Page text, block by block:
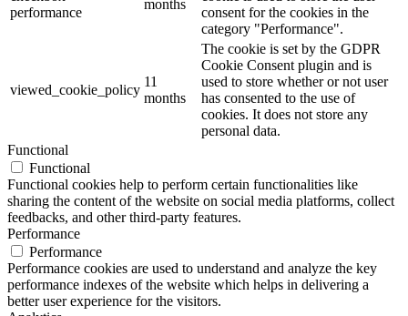
performance
months
consent for the cookies in the
category "Performance".
viewed_cookie_policy
11
months
The cookie is set by the GDPR
Cookie Consent plugin and is
used to store whether or not user
has consented to the use of
cookies. It does not store any
personal data.
Functional
Functional
Functional cookies help to perform certain functionalities like
sharing the content of the website on social media platforms, collect
feedbacks, and other third-party features.
Performance
Performance
Performance cookies are used to understand and analyze the key
performance indexes of the website which helps in delivering a
better user experience for the visitors.